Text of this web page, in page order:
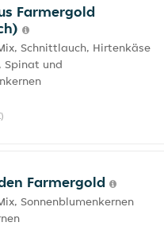
Farmergold
Schnittlauch, Hirtenkäse
Spinat und
Farmergold
Sonnenblumenkernen